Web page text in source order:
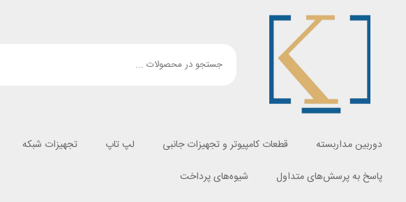
دوربین مداربسته قطعات کامپیوتر و تجهیزات جانبی لپ تاپ تجهیزات شبکه
پاسخ به پرسش‌های متداول
شیوه‌های پرداخت